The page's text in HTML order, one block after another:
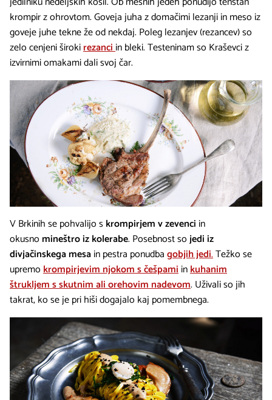
krompir z ohrovtom. Goveja juha z domačimi lezanji in meso iz
goveje juhe tekne že od nekdaj. Poleg lezanjev (rezancev) so
zelo cenjeni širokirezanciin bleki. Testeninam so Kraševci z
izvirnimi omakami dali svoj čar.
V Brkinih se pohvalijo skrompirjem v zevenciin
okusno mineštro iz kolerabe. Posebnost sojedi iz
divjačinskega mesain pestra ponudbagobjih jedi.Težko se
upremokrompirjevim njokom s češpamiinkuhanim
štrukljem s skutnim ali orehovim nadevom. Uživali so jih
takrat, ko se je pri hiši dogajalo kaj pomembnega.